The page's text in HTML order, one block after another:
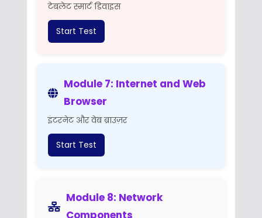
टेबलेट स्मार्ट डिवाइस
Start Test
Module 7: Internet and Web
Browser
इंटरनेट और वेब ब्राउज़र
Start Test
Module 8: Network
Components